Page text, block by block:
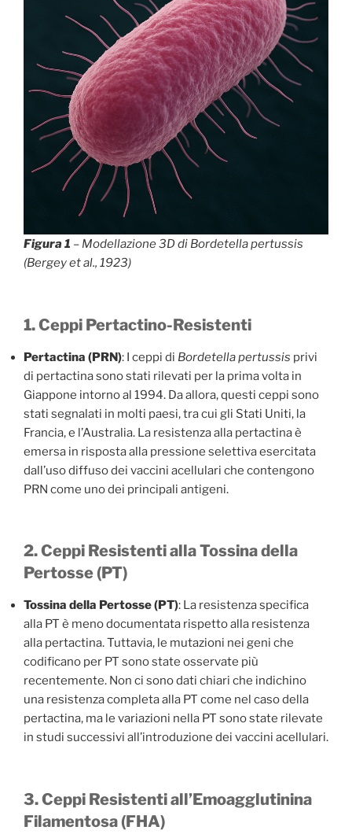
Figura 1 – Modellazione 3D di Bordetella pertussis
(Bergey et al., 1923)
1. Ceppi Pertactino-Resistenti
Pertactina (PRN): I ceppi di Bordetella pertussis privi
di pertactina sono stati rilevati per la prima volta in
Giappone intorno al 1994. Da allora, questi ceppi sono
stati segnalati in molti paesi, tra cui gli Stati Uniti, la
Francia, e l’Australia. La resistenza alla pertactina è
emersa in risposta alla pressione selettiva esercitata
dall’uso diffuso dei vaccini acellulari che contengono
PRN come uno dei principali antigeni.
2. Ceppi Resistenti alla Tossina della
Pertosse (PT)
Tossina della Pertosse (PT): La resistenza specifica
alla PT è meno documentata rispetto alla resistenza
alla pertactina. Tuttavia, le mutazioni nei geni che
codificano per PT sono state osservate più
recentemente. Non ci sono dati chiari che indichino
una resistenza completa alla PT come nel caso della
pertactina, ma le variazioni nella PT sono state rilevate
in studi successivi all’introduzione dei vaccini acellulari.
3. Ceppi Resistenti all’Emoagglutinina
Filamentosa (FHA)